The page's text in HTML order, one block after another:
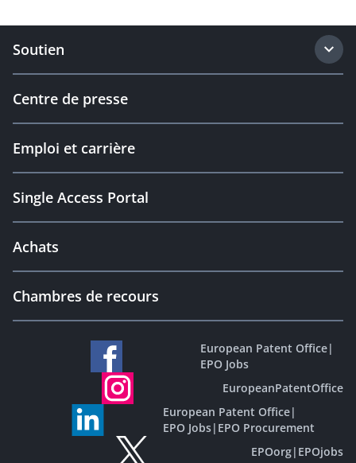
Soutien
Centre de presse
Emploi et carrière
Single Access Portal
Achats
Chambres de recours
European Patent Office|
EPO Jobs
EuropeanPatentOffice
European Patent Office|
EPO Jobs| EPO Procurement
EPOorg| EPOjobs